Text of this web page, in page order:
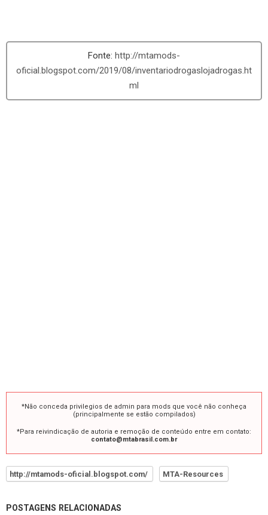
http://mtamods-
oficial.blogspot.com/2019/08/inventariodrogaslojadrogas.ht
ml
*Não conceda privilegios de admin para mods que você não conheça
(principalmente se estão compilados)
*Para reivindicação de autoria e remoção de conteúdo entre em contato:
contato@mtabrasil.com.br
http://mtamods-oficial.blogspot.com/ MTA-Resources
POSTAGENS RELACIONADAS